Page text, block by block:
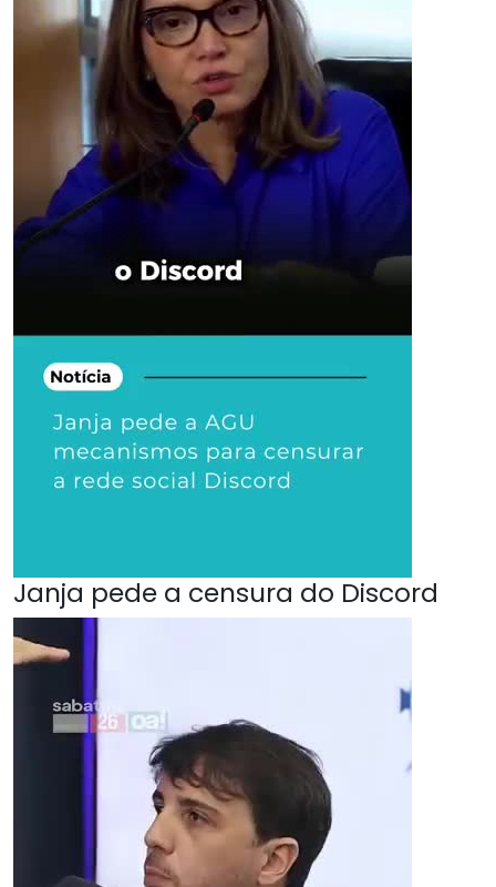
Janja pede a censura do Discord